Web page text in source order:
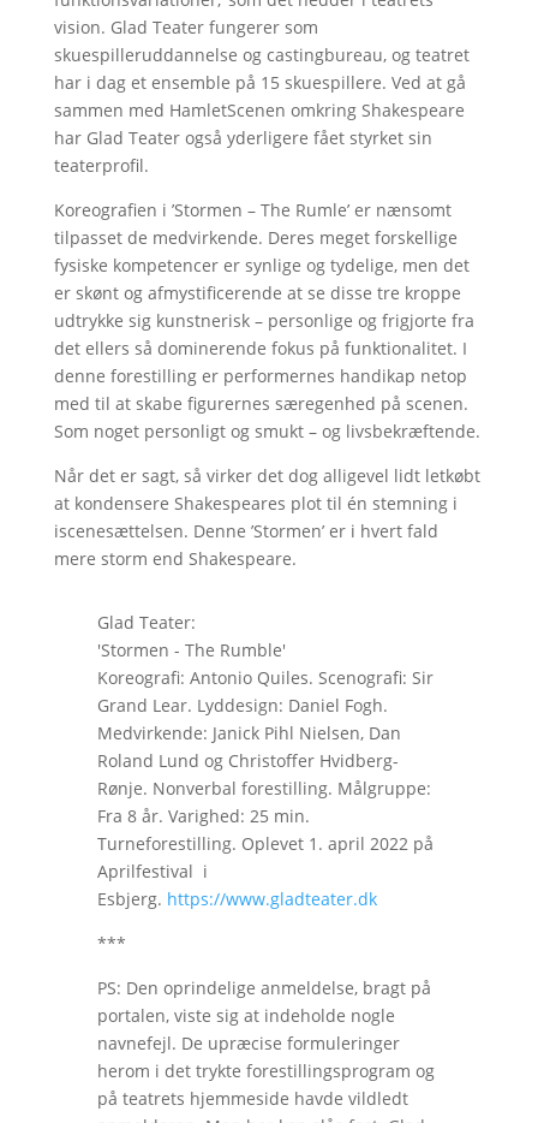
vision. Glad Teater fungerer som
skuespilleruddannelse og castingbureau, og teatret
har i dag et ensemble på 15 skuespillere. Ved at gå
sammen med HamletScenen omkring Shakespeare
har Glad Teater også yderligere fået styrket sin
teaterprofil.
Koreografien i ’Stormen – The Rumle’ er nænsomt
tilpasset de medvirkende. Deres meget forskellige
fysiske kompetencer er synlige og tydelige, men det
er skønt og afmystificerende at se disse tre kroppe
udtrykke sig kunstnerisk – personlige og frigjorte fra
det ellers så dominerende fokus på funktionalitet. I
denne forestilling er performernes handikap netop
med til at skabe figurernes særegenhed på scenen.
Som noget personligt og smukt – og livsbekræftende.
Når det er sagt, så virker det dog alligevel lidt letkøbt
at kondensere Shakespeares plot til én stemning i
iscenesættelsen. Denne ’Stormen’ er i hvert fald
mere storm end Shakespeare.
Glad Teater:
'Stormen - The Rumble'
Koreografi: Antonio Quiles. Scenografi: Sir
Grand Lear. Lyddesign: Daniel Fogh.
Medvirkende: Janick Pihl Nielsen, Dan
Roland Lund og Christoffer Hvidberg-
Rønje. Nonverbal forestilling. Målgruppe:
Fra 8 år. Varighed: 25 min.
Turneforestilling. Oplevet 1. april 2022 på
Aprilfestival i
Esbjerg. https://www.gladteater.dk
***
PS: Den oprindelige anmeldelse, bragt på
portalen, viste sig at indeholde nogle
navnefejl. De upræcise formuleringer
herom i det trykte forestillingsprogram og
på teatrets hjemmeside havde vildledt